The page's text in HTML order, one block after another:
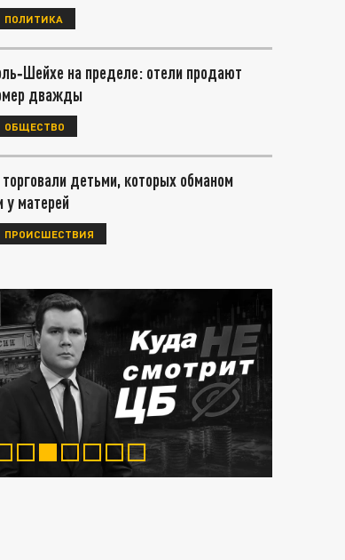
ПОЛИТИКА
на пределе: отели продают
дважды
ОБЩЕСТВО
детьми, которых обманом
у матерей
ПРОИСШЕСТВИЯ